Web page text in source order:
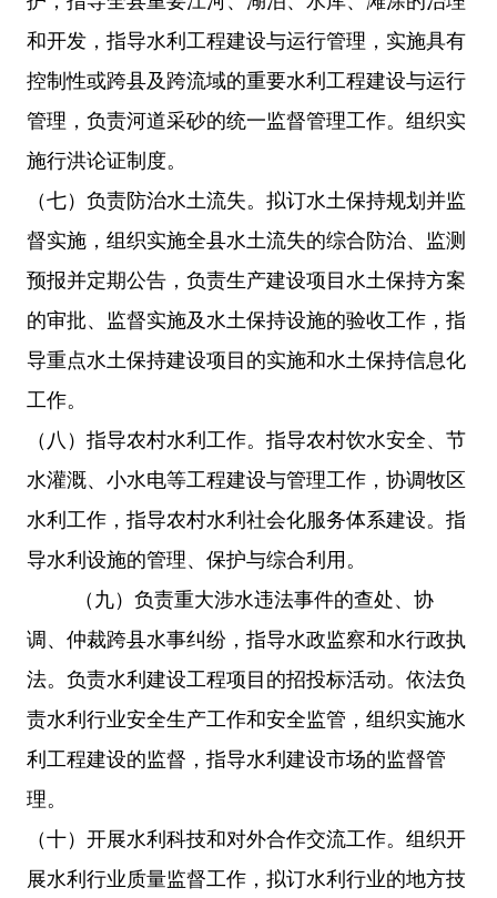
和开发，指导水利工程建设与运行管理，实施具有
控制性或跨县及跨流域的重要水利工程建设与运行
管理，负责河道采砂的统一监督管理工作。 组织实
施行洪论证制度。
（七）负责防治水土流失。拟订水土保持规划并监
督实施，组织实施全县水土流失的综合防治、监测
预报并定期公告，负责生产建设项目水土保持方案
的审批、监督实施及水土保持设施的验收工作，指
导重点水土保持建设项目的实施和水土保持信息化
工作。
（ 八 ）指导农村水利工作。指导农村饮水安全、 节
水灌溉、小水电等工程建设与管理工作，协调牧区
水利工作，指导农村水利社会化服务体系建设。 指
导水利设施的管理、保护与综合利用。
（ 九） 负责重大涉水违法事件的查处、协
调、仲裁跨县水事纠纷，指导水政监察和水行政执
法。 负责水利建设工程项目的招投标活动。依法负
责水利行业安全生产工作和安全监管 ，组织实施水
利工程建设的监督，指导水利建设市场的监督管
理。
（十）开展水利科技和对外合作交流工作。组织开
展水利行业质量监督工作，拟订水利行业的地方技